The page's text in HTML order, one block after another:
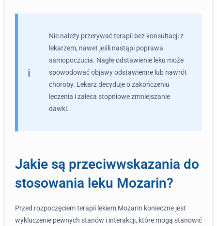
Nie należy przerywać terapii bez konsultacji z
lekarzem, nawet jeśli nastąpi poprawa
samopoczucia. Nagłe odstawienie leku może
spowodować objawy odstawienne lub nawrót
choroby. Lekarz decyduje o zakończeniu
leczenia i zaleca stopniowe zmniejszanie
dawki.
Jakie są przeciwwskazania do
stosowania leku Mozarin?
Przed rozpoczęciem terapii lekiem Mozarin konieczne jest
wykluczenie pewnych stanów i interakcji, które mogą stanowić